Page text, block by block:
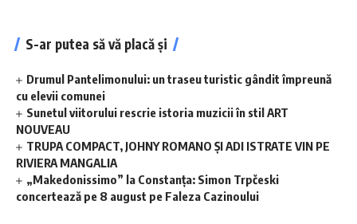
S-ar putea să vă placă și
Drumul Pantelimonului: un traseu turistic gândit împreună
cu elevii comunei
Sunetul viitorului rescrie istoria muzicii în stil ART
NOUVEAU
TRUPA COMPACT, JOHNY ROMANO ȘI ADI ISTRATE VIN PE
RIVIERA MANGALIA
„Makedonissimo” la Constanța: Simon Trpčeski
concertează pe 8 august pe Faleza Cazinoului